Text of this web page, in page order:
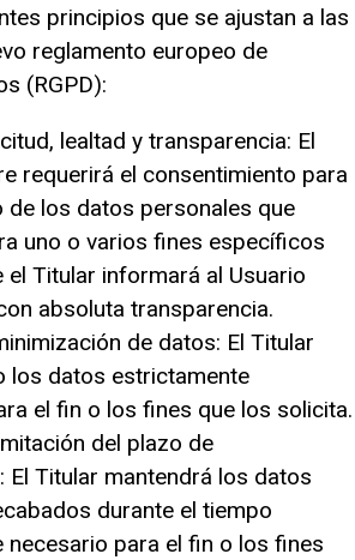
principios que se ajustan a las
reglamento europeo de
(RGPD):
lealtad y transparencia: El
requerirá el consentimiento para
de los datos personales que
uno o varios fines específicos
el Titular informará al Usuario
absoluta transparencia.
de datos: El Titular
los datos estrictamente
el fin o los fines que los solicita.
del plazo de
El Titular mantendrá los datos
durante el tiempo
necesario para el fin o los fines